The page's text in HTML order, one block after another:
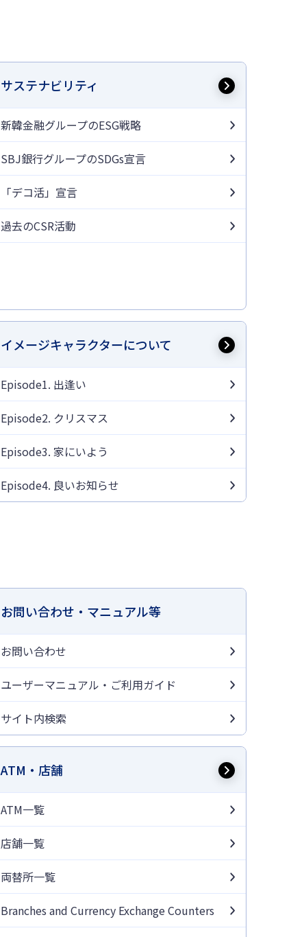
サステナビリティ
新韓金融グループのESG戦略
SBJ銀行グループのSDGs宣言
「デコ活」宣言
過去のCSR活動
イメージキャラクターについて
Episode1. 出逢い
Episode2. クリスマス
Episode3. 家にいよう
Episode4. 良いお知らせ
お問い合わせ・マニュアル等
お問い合わせ
ユーザーマニュアル・ご利用ガイド
サイト内検索
ATM・店舗
ATM一覧
店舗一覧
両替所一覧
Branches and Currency Exchange Counters